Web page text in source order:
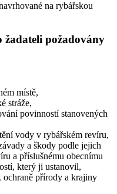
na rybářskou
žadateli požadovány
místě,
stráže,
povinností stanovených
vody v rybářském revíru,
a škody podle jejich
a příslušnému obecnímu
který ji ustanovil,
ochraně přírody a krajiny